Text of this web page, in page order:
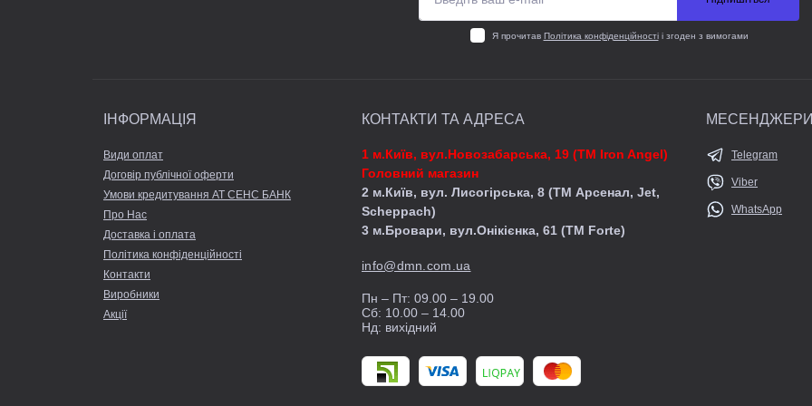
Я прочитав Політика конфіденційностіі згоден з вимогами
ІНФОРМАЦІЯ
Види оплат
Договір публічної оферти
Умови кредитування АТ СЕНС БАНК
Про Нас
Доставка і оплата
Політика конфіденційності
Контакти
Виробники
Акції
КОНТАКТИ ТА АДРЕСА
1 м.Київ, вул.Новозабарська, 19 (ТМ Iron Angel)
Головний магазин
2 м.Київ, вул. Лисогірська, 8 (ТМ Арсенал, Jet,
Scheppach)
3 м.Бровари, вул.Онікієнка, 61 (ТМ Forte)
info@dmn.com.ua
Пн – Пт: 09.00 – 19.00
Сб: 10.00 – 14.00
Нд: вихідний
Telegram
Viber
WhatsApp